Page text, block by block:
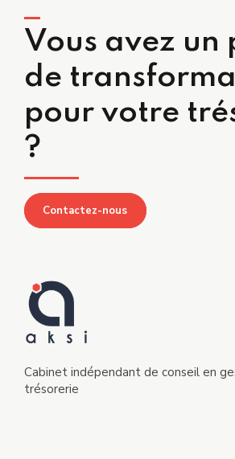
Vous avez un
de
pour votre
?
Contactez-nous
Cabinet indépendant de conseil en
trésorerie